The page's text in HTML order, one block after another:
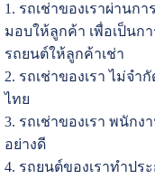
1. รถเช่าของเราผ่านก
มอบให้ลูกค้า เพื่อเป็นก
รถยนต์ให้ลูกค้าเช่า
2. รถเช่าของเรา ไม่จำ
ไทย
3. รถเช่าของเรา พนัก
อย่างดี
4. รถยนต์ของเราทำป